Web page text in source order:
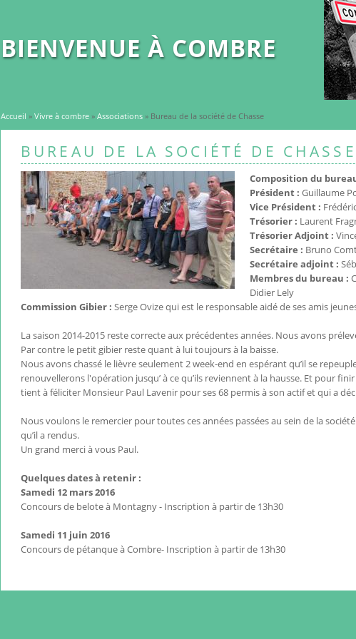
BIENVENUE À COMBRE
Accueil » Vivre à combre » Associations » Bureau de la société de Chasse
BUREAU DE LA SOCIÉTÉ DE CHASSE
Composition du
Président : Guillaume
Vice Président :
Trésorier : Laurent
Trésorier Adjoint :
Secrétaire : Bruno
Secrétaire adjoint :
Membres du bureau :
Didier Lely
Commission Gibier : Serge Ovize qui est le responsable aidé de ses amis
La saison 2014-2015 reste correcte aux précédentes années. Nous avons
Par contre le petit gibier reste quant à lui toujours à la baisse.
Nous avons chassé le lièvre seulement 2 week-end en espérant qu’il se
renouvellerons l'opération jusqu’ à ce qu’ils reviennent à la hausse. Et pour
tient à féliciter Monsieur Paul Lavenir pour ses 68 permis à son actif et qui a
Nous voulons le remercier pour toutes ces années passées au sein de la
qu’il a rendus.
Un grand merci à vous Paul.
Quelques dates à retenir :
Samedi 12 mars 2016
Concours de belote à Montagny - Inscription à partir de 13h30
Samedi 11 juin 2016
Concours de pétanque à Combre- Inscription à partir de 13h30